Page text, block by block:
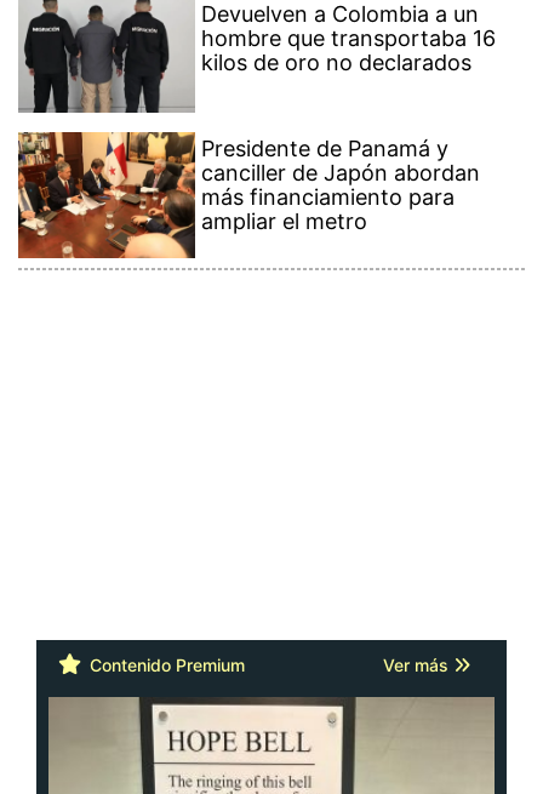
Devuelven a Colombia a un
hombre que transportaba 16
kilos de oro no declarados
Presidente de Panamá y
canciller de Japón abordan
más financiamiento para
ampliar el metro
Contenido Premium Ver más